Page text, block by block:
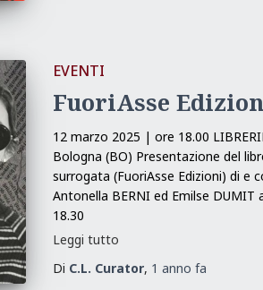
EVENTI
FuoriAsse
12 marzo 2025 | ore 18.00
Bologna (BO) Presentazione del
surrogata (FuoriAsse Edizioni) di e
Antonella BERNI ed Emilse
18.30
Leggi tutto
Di C.L. Curator, 1 anno fa